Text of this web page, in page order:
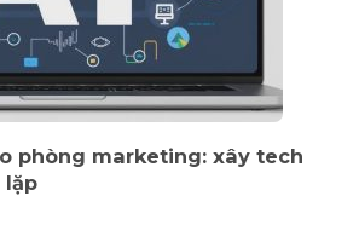
phòng marketing: xây tech
lặp